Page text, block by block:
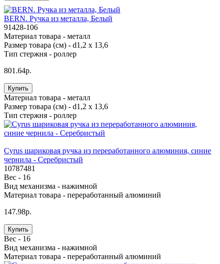
BERN. Ручка из металла, Белый
91428-106
Материал товара - металл
Размер товара (см) - d1,2 x 13,6
Тип стержня - роллер
801.64р.
Купить
Материал товара - металл
Размер товара (см) - d1,2 x 13,6
Тип стержня - роллер
Cyrus шариковая ручка из переработанного алюминия, синие
чернила - Серебристый
10787481
Вес - 16
Вид механизма - нажимной
Материал товара - переработанный алюминий
147.98р.
Купить
Вес - 16
Вид механизма - нажимной
Материал товара - переработанный алюминий